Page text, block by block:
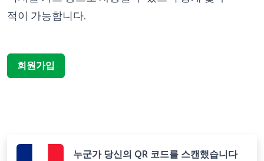
누군가 당신의 QR 코드를 스캔했습니다
적이 가능합니다.
회원가입